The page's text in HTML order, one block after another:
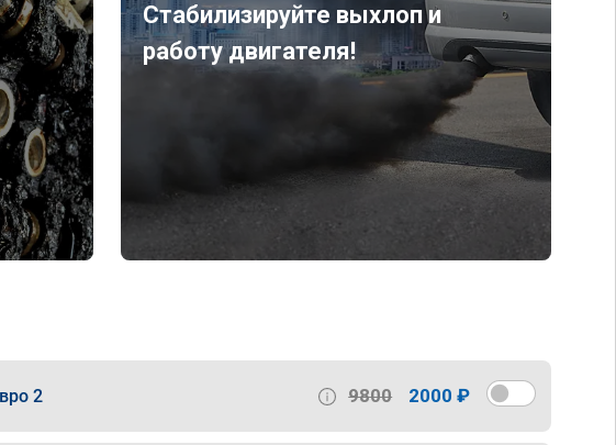
Стабилизируйте выхлоп и
работу двигателя!
2 9800 2000 ₽